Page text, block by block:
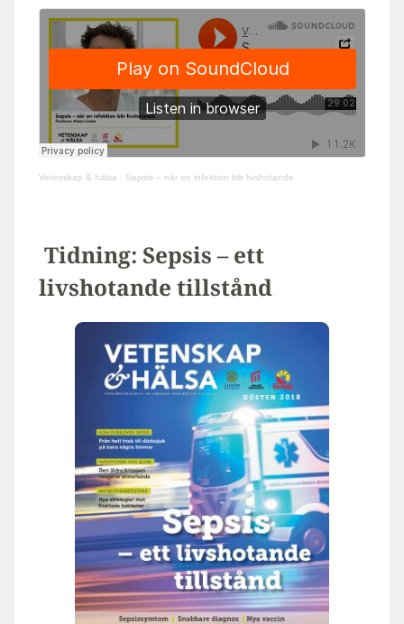
Vetenskap & hälsa · Sepsis – när en infektion blir livshotande
Tidning: Sepsis – ett
livshotande tillstånd